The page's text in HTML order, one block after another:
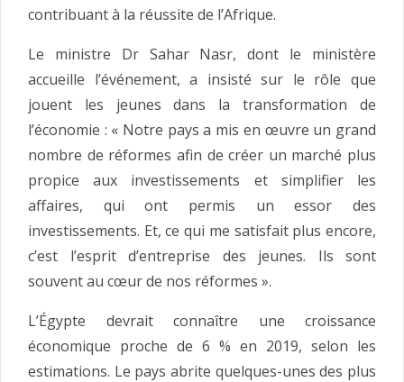
contribuant à la réussite de l’Afrique.
Le ministre Dr Sahar Nasr, dont le ministère
accueille l’événement, a insisté sur le rôle que
jouent les jeunes dans la transformation de
l’économie : « Notre pays a mis en œuvre un grand
nombre de réformes afin de créer un marché plus
propice aux investissements et simplifier les
affaires, qui ont permis un essor des
investissements. Et, ce qui me satisfait plus encore,
c’est l’esprit d’entreprise des jeunes. Ils sont
souvent au cœur de nos réformes ».
L’Égypte devrait connaître une croissance
économique proche de 6 % en 2019, selon les
estimations. Le pays abrite quelques-unes des plus